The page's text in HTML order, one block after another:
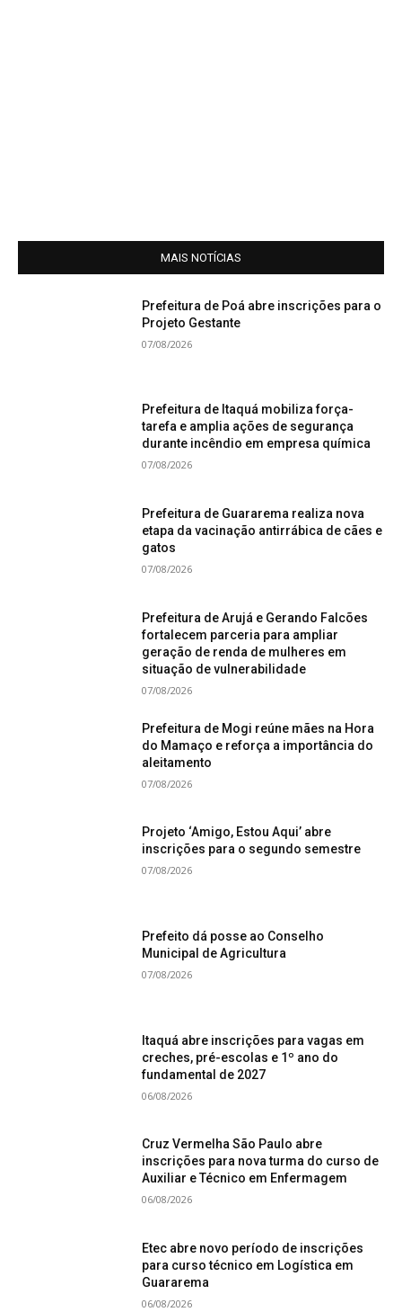
MAIS NOTÍCIAS
Prefeitura de Poá abre inscrições para o
Projeto Gestante
07/08/2026
Prefeitura de Itaquá mobiliza força-
tarefa e amplia ações de segurança
durante incêndio em empresa química
07/08/2026
Prefeitura de Guararema realiza nova
etapa da vacinação antirrábica de cães e
gatos
07/08/2026
Prefeitura de Arujá e Gerando Falcões
fortalecem parceria para ampliar
geração de renda de mulheres em
situação de vulnerabilidade
07/08/2026
Prefeitura de Mogi reúne mães na Hora
do Mamaço e reforça a importância do
aleitamento
07/08/2026
Projeto ‘Amigo, Estou Aqui’ abre
inscrições para o segundo semestre
07/08/2026
Prefeito dá posse ao Conselho
Municipal de Agricultura
07/08/2026
Itaquá abre inscrições para vagas em
creches, pré-escolas e 1º ano do
fundamental de 2027
06/08/2026
Cruz Vermelha São Paulo abre
inscrições para nova turma do curso de
Auxiliar e Técnico em Enfermagem
06/08/2026
Etec abre novo período de inscrições
para curso técnico em Logística em
Guararema
06/08/2026